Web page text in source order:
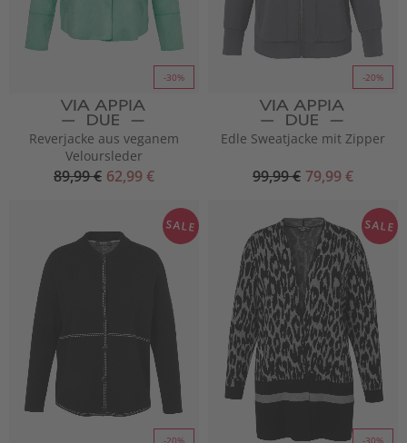
-30%
Reverjacke aus veganem
Veloursleder
89,99 € 62,99 €
-20%
Edle Sweatjacke mit Zipper
99,99 € 79,99 €
-20%
SALE
-30%
SALE